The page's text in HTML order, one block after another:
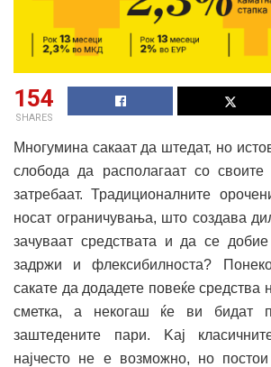
154
SHARES
Многумина сакаат да штедат, но
слобода да располагаат со
затребаат. Традиционалните
носат ограничувања, што создава
зачуваат средствата и да се
задржи и флексибилноста?
сакате да додадете повеќе
сметка, а некогаш ќе ви бидат
заштедените пари. Kaj
најчесто не е возможно, но